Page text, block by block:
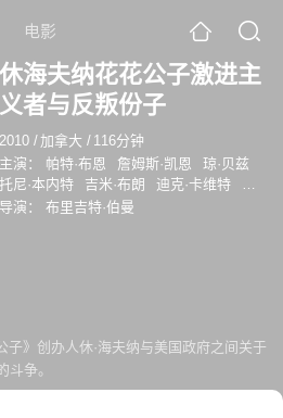
电影
休海夫纳花花公子激进主
义者与反叛份子
2010 / 加拿大 / 116分钟
主演：
帕特·布恩 詹姆斯·凯恩
琼·贝兹
托尼·本内特
吉米·布朗 迪克·卡维特
休·
海夫纳
导演： 布里吉特·伯曼
子》创办人休·海夫纳与美国政府之间关于
斗争。